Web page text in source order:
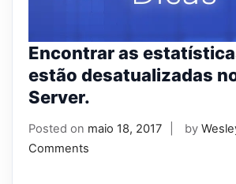
Encontrar as
estão desatualizadas
Server.
Posted on maio 18, 2017 by
Comments